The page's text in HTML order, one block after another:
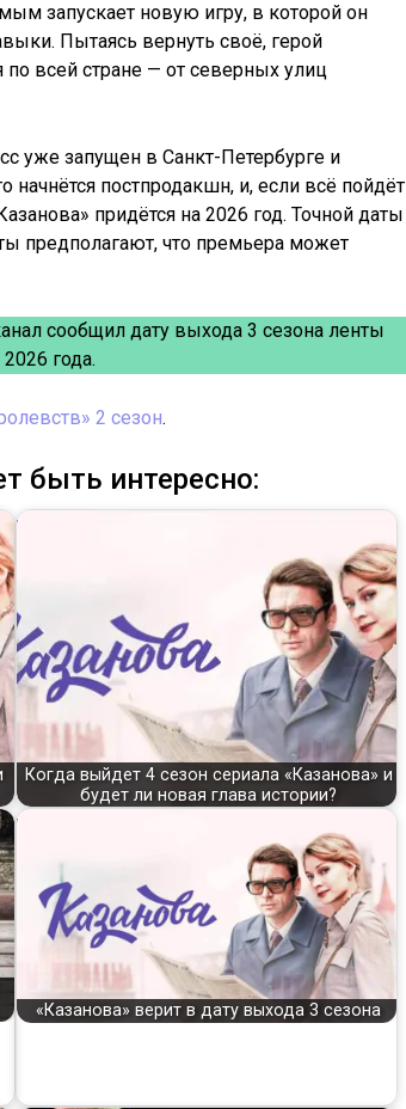
запускает новую игру, в которой он
Пытаясь вернуть своё, герой
по всей стране — от северных улиц
уже запущен в Санкт-Петербурге и
начнётся постпродакшн, и, если всё пойдёт
придётся на 2026 год. Точной даты
предполагают, что премьера может
сообщил дату выхода 3 сезона ленты
года.
2 сезон.
быть интересно:
Когда выйдет 4 сезон сериала «Казанова» и
будет ли новая глава истории?
«Казанова» верит в дату выхода 3 сезона